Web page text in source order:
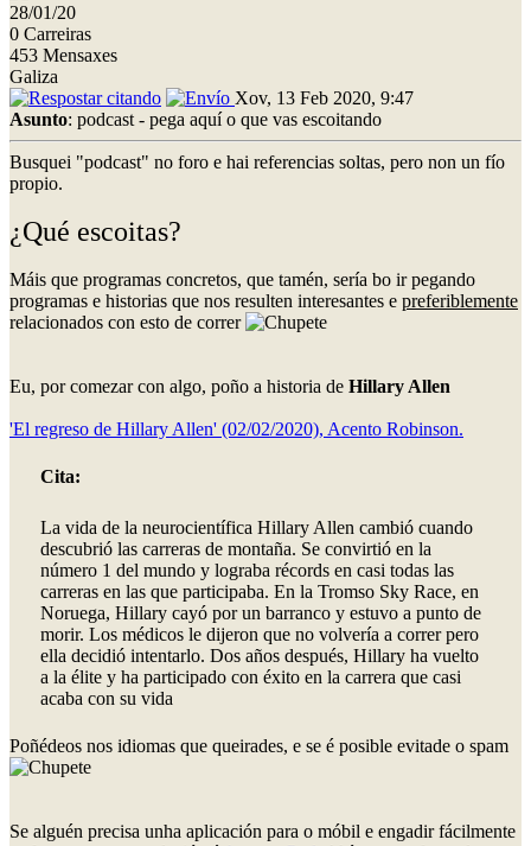
28/01/20
0 Carreiras
453 Mensaxes
Galiza
Xov, 13 Feb 2020, 9:47
Asunto: podcast - pega aquí o que vas escoitando
Busquei "podcast" no foro e hai referencias soltas, pero non un fío
propio.
¿Qué escoitas?
Máis que programas concretos, que tamén, sería bo ir pegando
programas e historias que nos resulten interesantes e preferiblemente
relacionados con esto de correr
Eu, por comezar con algo, poño a historia de Hillary Allen
'El regreso de Hillary Allen' (02/02/2020), Acento Robinson.
Cita:
La vida de la neurocientífica Hillary Allen cambió cuando
descubrió las carreras de montaña. Se convirtió en la
número 1 del mundo y lograba récords en casi todas las
carreras en las que participaba. En la Tromso Sky Race, en
Noruega, Hillary cayó por un barranco y estuvo a punto de
morir. Los médicos le dijeron que no volvería a correr pero
ella decidió intentarlo. Dos años después, Hillary ha vuelto
a la élite y ha participado con éxito en la carrera que casi
acaba con su vida
Poñédeos nos idiomas que queirades, e se é posible evitade o spam
Se alguén precisa unha aplicación para o móbil e engadir fácilmente